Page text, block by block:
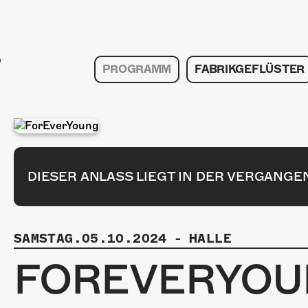
PROGRAMM FABRIKGEFLÜSTER
DIESER ANLASS LIEGT IN DER
SAMSTAG.05.10.2024 - HALLE